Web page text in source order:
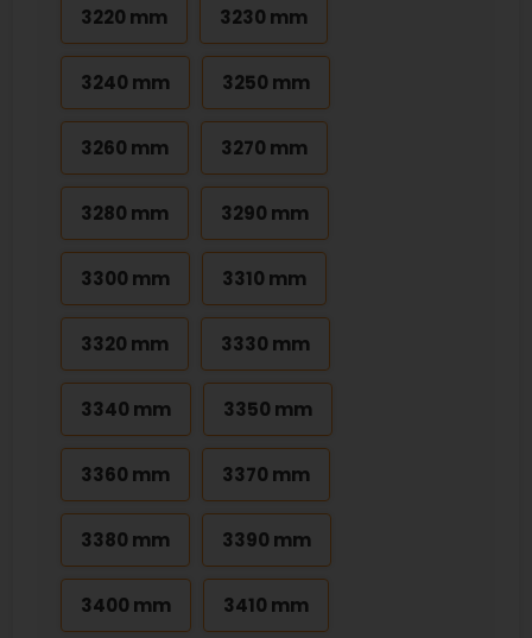
3220 mm 3230 mm
3240 mm 3250 mm
3260 mm 3270 mm
3280 mm 3290 mm
3300 mm 3310 mm
3320 mm 3330 mm
3340 mm 3350 mm
3360 mm 3370 mm
3380 mm 3390 mm
3400 mm 3410 mm